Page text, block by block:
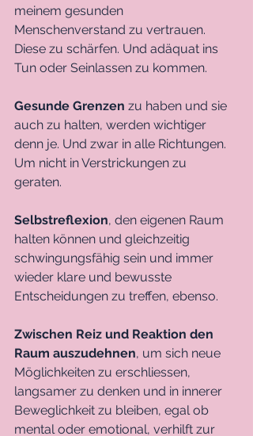
meinem gesunden
Menschenverstand zu vertrauen.
Diese zu schärfen. Und adäquat ins
Tun oder Seinlassen zu kommen.
Gesunde Grenzen zu haben und sie
auch zu halten, werden wichtiger
denn je. Und zwar in alle Richtungen.
Um nicht in Verstrickungen zu
geraten.
Selbstreflexion, den eigenen Raum
halten können und gleichzeitig
schwingungsfähig sein und immer
wieder klare und bewusste
Entscheidungen zu treffen, ebenso.
Zwischen Reiz und Reaktion den
Raum auszudehnen, um sich neue
Möglichkeiten zu erschliessen,
langsamer zu denken und in innerer
Beweglichkeit zu bleiben, egal ob
mental oder emotional, verhilft zur